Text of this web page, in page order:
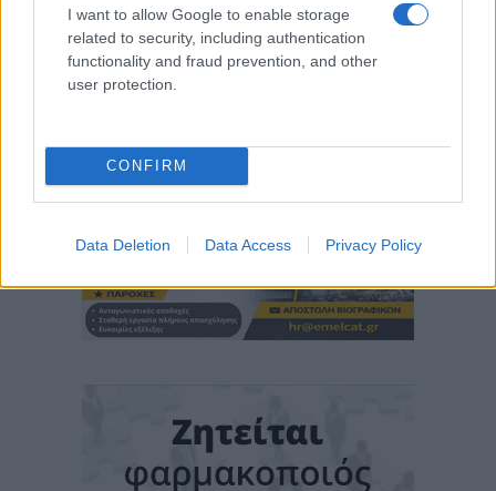
I want to allow Google to enable storage
related to security, including authentication
functionality and fraud prevention, and other
user protection.
CONFIRM
Data Deletion Data Access Privacy Policy